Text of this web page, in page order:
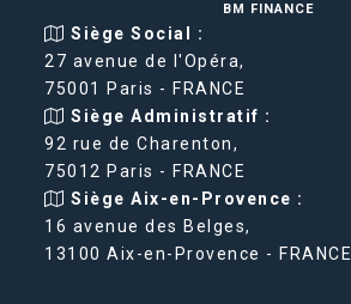
BM FINANCE
Siège Social :
27 avenue de l'Opéra,
75001 Paris - FRANCE
Siège Administratif :
92 rue de Charenton,
75012 Paris - FRANCE
Siège Aix-en-Provence :
16 avenue des Belges,
13100 Aix-en-Provence - FRANCE